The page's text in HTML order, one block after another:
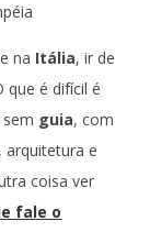
na Itália, ir de
que é difícil é
sem guia, com
arquitetura e
coisa ver
fale o